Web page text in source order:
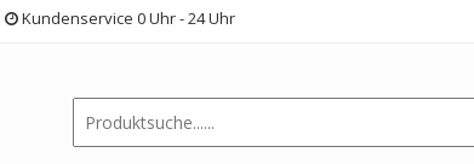
Kundenservice 0 Uhr - 24 Uhr